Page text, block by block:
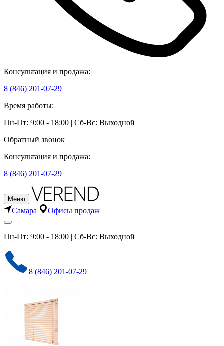
Консультация и продажа:
8 (846) 201-07-29
Время работы:
Пн-Пт: 9:00 - 18:00 | Сб-Вс: Выходной
Обратный звонок
Консультация и продажа:
8 (846) 201-07-29
Меню
Самара Офисы продаж
Пн-Пт: 9:00 - 18:00 | Сб-Вс: Выходной
8 (846) 201-07-29